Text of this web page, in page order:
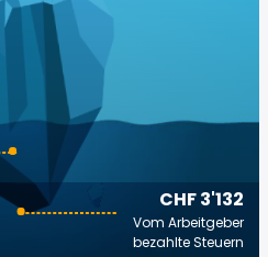
CHF 3'132
Vom Arbeitgeber
bezahlte Steuern